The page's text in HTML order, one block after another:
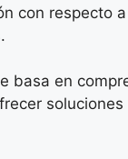
con respecto
basa en